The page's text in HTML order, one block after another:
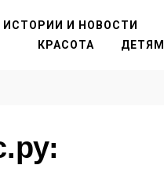
ИСТОРИИ И НОВОСТИ
КРАСОТА
ДЕТЯМ